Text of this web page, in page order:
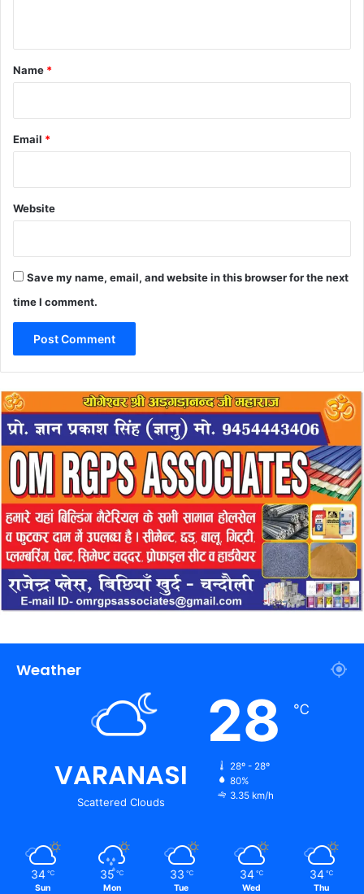
*
Name *
Email *
Website
Save my name, email, and website in this browser for the next
time I comment.
Weather
VARANASI
Scattered Clouds
28 ℃
28º - 28º
80%
3.35 km/h
34 ℃
Sun
35 ℃
Mon
33 ℃
Tue
34 ℃
Wed
34 ℃
Thu